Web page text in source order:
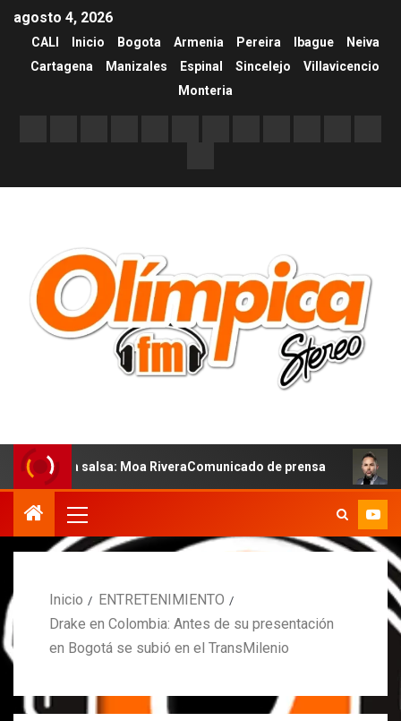
agosto 4, 2026
CALI Inicio Bogota Armenia Pereira Ibague
Neiva
Cartagena
Manizales Espinal Sincelejo
Villavicencio
Monteria
Moa RiveraComunicado de prensa MARCOS
Inicio
ENTRETENIMIENTO
Drake en Colombia: Antes de su presentación
en Bogotá se subió en el TransMilenio